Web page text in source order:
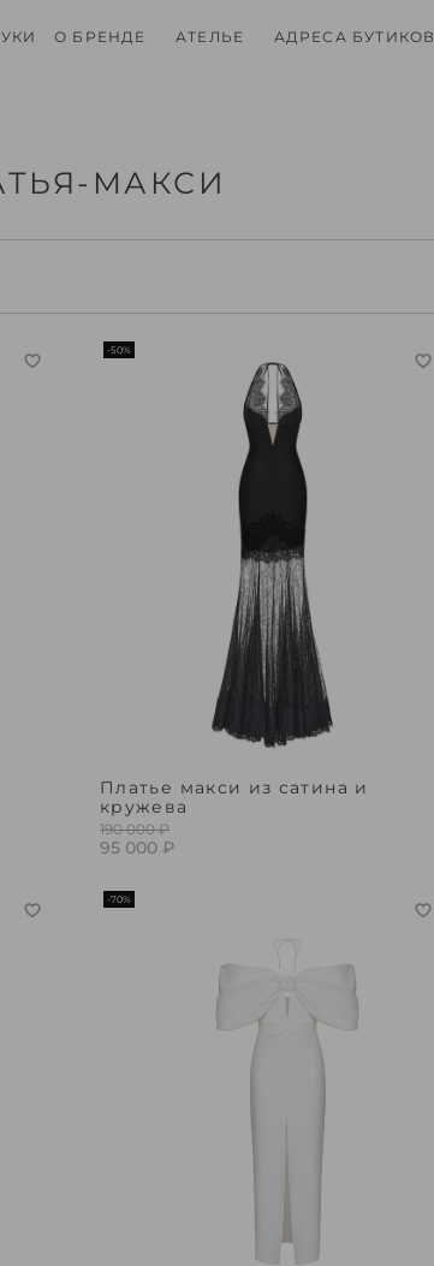
О БРЕНДЕ АТЕЛЬЕ АДРЕСА БУТИКОВ
МАКСИ
-50%
Платье макси из сатина и
кружева
190 000 ₽
95 000 ₽
-70%